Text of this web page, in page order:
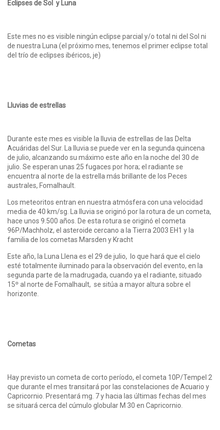
Eclipses de Sol y Luna
Este mes no es visible ningún eclipse parcial y/o total ni del Sol ni
de nuestra Luna (el próximo mes, tenemos el primer eclipse total
del trío de eclipses ibéricos, je)
Lluvias de estrellas
Durante este mes es visible la lluvia de estrellas de las Delta
Acuáridas del Sur. La lluvia se puede ver en la segunda quincena
de julio, alcanzando su máximo este año en la noche del 30 de
julio. Se esperan unas 25 fugaces por hora; el radiante se
encuentra al norte de la estrella más brillante de los Peces
australes, Fomalhault.
Los meteoritos entran en nuestra atmósfera con una velocidad
media de 40 km/sg. La lluvia se originó por la rotura de un cometa,
hace unos 9.500 años. De esta rotura se originó el cometa
96P/Machholz, el asteroide cercano a la Tierra 2003 EH1 y la
familia de los cometas Marsden y Kracht
Este año, la Luna Llena es el 29 de julio, lo que hará que el cielo
esté totalmente iluminado para la observación del evento, en la
segunda parte de la madrugada, cuando ya el radiante, situado
15º al norte de Fomalhault, se sitúa a mayor altura sobre el
horizonte.
Cometas
Hay previsto un cometa de corto período, el cometa 10P/Tempel 2
que durante el mes transitará por las constelaciones de Acuario y
Capricornio. Presentará mg. 7 y hacia las últimas fechas del mes
se situará cerca del cúmulo globular M 30 en Capricornio.